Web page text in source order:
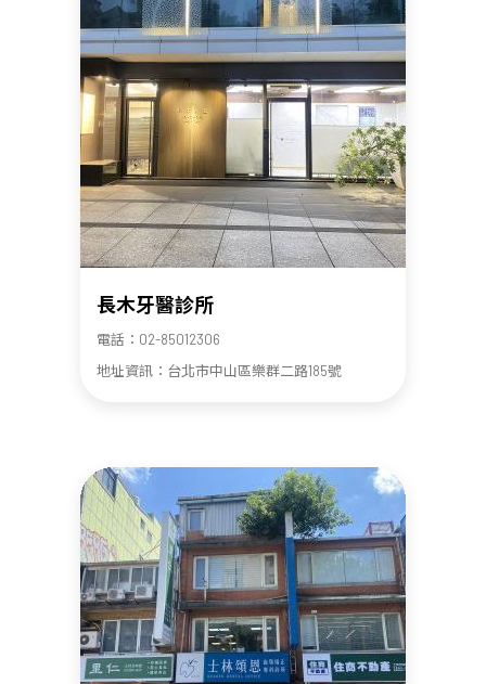
長木牙醫診所
電話：02-85012306
地址資訊：台北市中山區樂群二路185號